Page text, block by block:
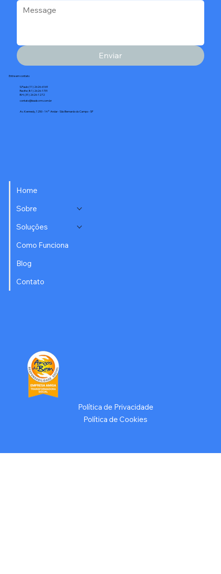
Enviar
Home
Sobre
Soluções
Como Funciona
Blog
Contato
Entre em contato
S.Paulo (11) 2626-6169
Recife (81) 2626-1731
B.H. (31) 2626-1272
contato@leadscrm.com.br
Av. Kennedy, 1250 - 14° Andar - São Bernardo do Campo - SP
Política de Privacidade
Política de Cookies